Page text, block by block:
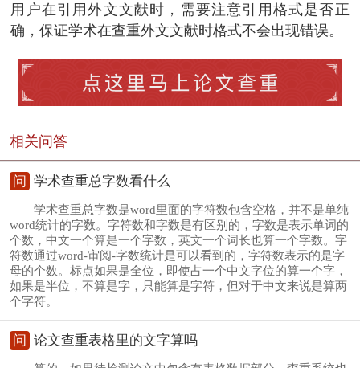
用户在引用外文文献时，需要注意引用格式是否正
确，保证学术在查重外文文献时格式不会出现错误。
相关问答
问 学术查重总字数看什么
学术查重总字数是word里面的字符数包含空格，并不是单纯
word统计的字数。字符数和字数是有区别的，字数是表示单词的
个数，中文一个算是一个字数，英文一个词长也算一个字数。字
符数通过word-审阅-字数统计是可以看到的，字符数表示的是字
母的个数。标点如果是全位，即使占一个中文字位的算一个字，
如果是半位，不算是字，只能算是字符，但对于中文来说是算两
个字符。
问 论文查重表格里的文字算吗